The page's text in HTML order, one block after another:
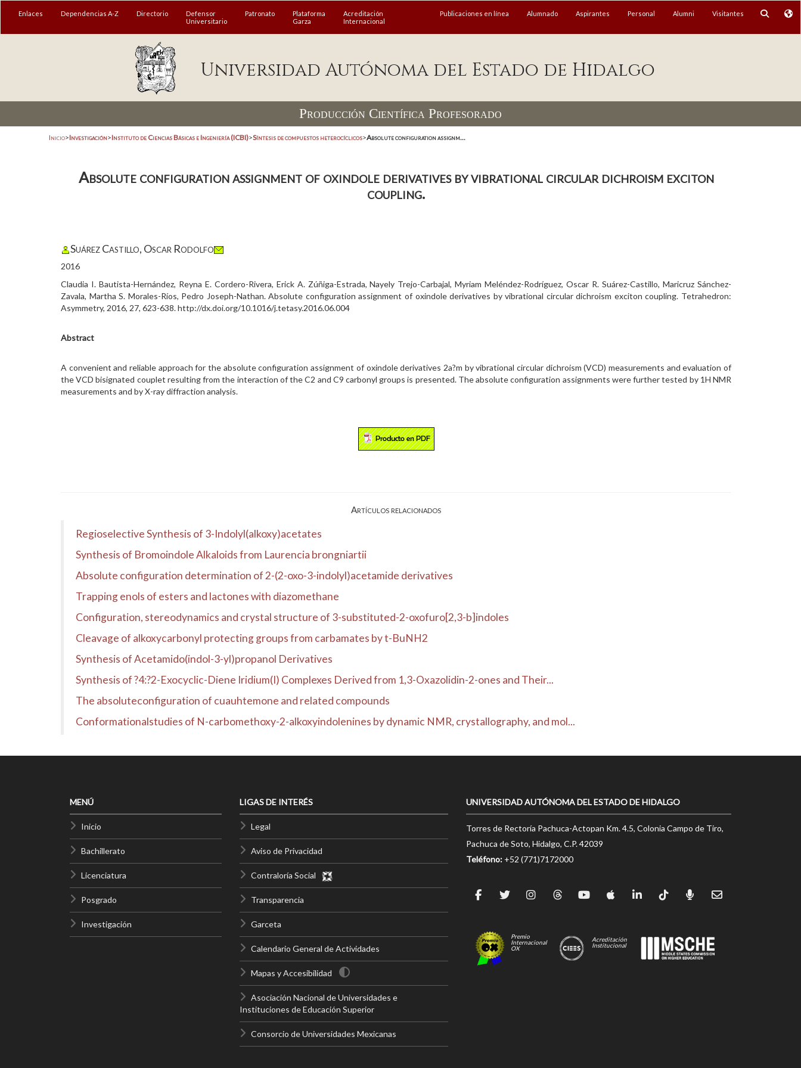
Enlaces Dependencias A-Z Directorio
Defensor
Universitario
Patronato
Plataforma
Garza
Acreditación
Internacional
Publicaciones en línea Alumnado Aspirantes Personal Alumni Visitantes
Universidad Autónoma del Estado de Hidalgo
Producción Científica Profesorado
Inicio>Investigación>Instituto de Ciencias Básicas e Ingeniería (ICBI)>Síntesis de compuestos heterocíclicos>Absolute configuration assignm...
Absolute configuration assignment of oxindole derivatives by vibrational circular dichroism exciton
coupling.
Suárez Castillo, Oscar Rodolfo
2016
Claudia I. Bautista-Hernández, Reyna E. Cordero-Rivera, Erick A. Zúñiga-Estrada, Nayely Trejo-Carbajal, Myriam Meléndez-Rodríguez, Oscar R. Suárez-Castillo, Maricruz Sánchez-
Zavala, Martha S. Morales-Ríos, Pedro Joseph-Nathan. Absolute configuration assignment of oxindole derivatives by vibrational circular dichroism exciton coupling. Tetrahedron:
Asymmetry, 2016, 27, 623-638. http://dx.doi.org/10.1016/j.tetasy.2016.06.004
Abstract
A convenient and reliable approach for the absolute configuration assignment of oxindole derivatives 2a?m by vibrational circular dichroism (VCD) measurements and evaluation of
the VCD bisignated couplet resulting from the interaction of the C2 and C9 carbonyl groups is presented. The absolute configuration assignments were further tested by 1H NMR
measurements and by X-ray diffraction analysis.
Artículos relacionados
Regioselective Synthesis of 3-Indolyl(alkoxy)acetates
Synthesis of Bromoindole Alkaloids from Laurencia brongniartii
Absolute configuration determination of 2-(2-oxo-3-indolyl)acetamide derivatives
Trapping enols of esters and lactones with diazomethane
Configuration, stereodynamics and crystal structure of 3-substituted-2-oxofuro[2,3-b]indoles
Cleavage of alkoxycarbonyl protecting groups from carbamates by t-BuNH2
Synthesis of Acetamido(indol-3-yl)propanol Derivatives
Synthesis of ?4:?2-Exocyclic-Diene Iridium(I) Complexes Derived from 1,3-Oxazolidin-2-ones and Their...
The absoluteconfiguration of cuauhtemone and related compounds
Conformationalstudies of N-carbomethoxy-2-alkoxyindolenines by dynamic NMR, crystallography, and mol...
MENÚ
Inicio
Bachillerato
Licenciatura
Posgrado
Investigación
LIGAS DE INTERÉS
Legal
Aviso de Privacidad
Contraloría Social
Transparencia
Garceta
Calendario General de Actividades
Mapas y Accesibilidad
Asociación Nacional de Universidades e
Instituciones de Educación Superior
Consorcio de Universidades Mexicanas
UNIVERSIDAD AUTÓNOMA DEL ESTADO DE HIDALGO
Torres de Rectoría Pachuca-Actopan Km. 4.5, Colonia Campo de Tiro,
Pachuca de Soto, Hidalgo, C.P. 42039
Teléfono: +52 (771)7172000
Premio
Internacional
OX
Acreditación
Institucional